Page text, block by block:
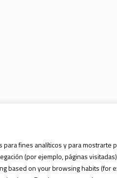
fines analíticos y para mostrarte
(por ejemplo, páginas
based on your browsing habits (for